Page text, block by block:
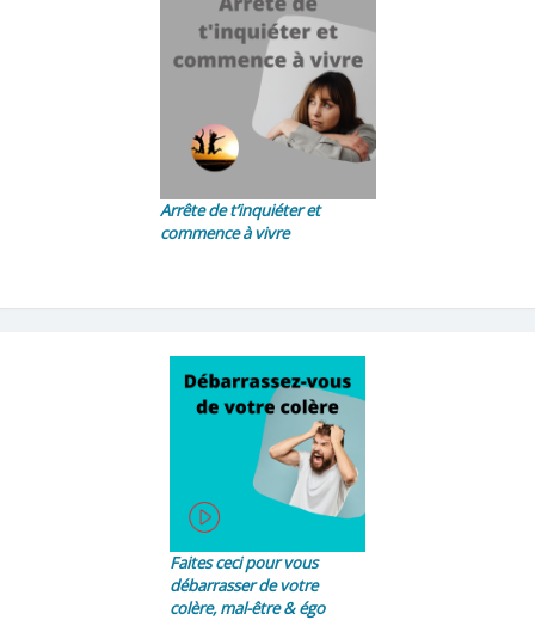
Arrête de t’inquiéter et
commence à vivre
Faites ceci pour vous
débarrasser de votre
colère, mal-être & égo